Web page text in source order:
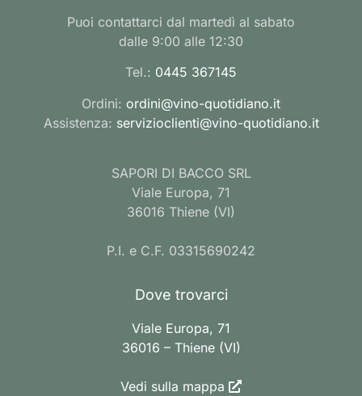
Puoi contattarci dal martedì al sabato
dalle 9:00 alle 12:30
Tel.: 0445 367145
Ordini: ordini@vino-quotidiano.it
Assistenza: servizioclienti@vino-quotidiano.it
SAPORI DI BACCO SRL
Viale Europa, 71
36016 Thiene (VI)
P.I. e C.F. 03315690242
Dove trovarci
Viale Europa, 71
36016 – Thiene (VI)
Vedi sulla mappa